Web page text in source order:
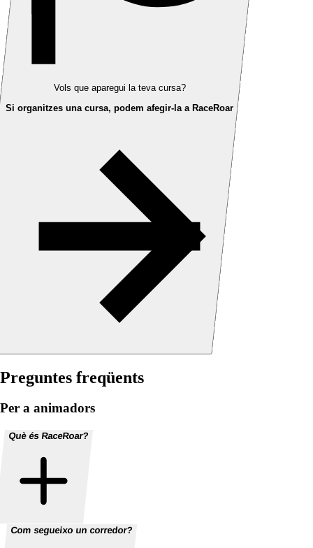
Vols que aparegui la teva cursa?
Si organitzes una cursa, podem afegir-la a RaceRoar
Preguntes freqüents
Per a animadors
Què és RaceRoar?
Com segueixo un corredor?